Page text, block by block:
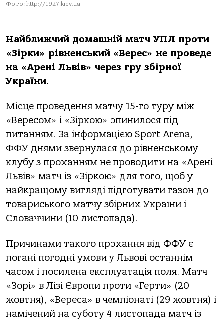
Фото: http://1927.kiev.ua
Найближчий домашній матч УПЛ проти
«Зірки» рівненський «Верес» не проведе
на «Арені Львів» через гру збірної
України.
Місце проведення матчу 15-го туру між
«Вересом» і «Зіркою» опинилося під
питанням. За інформацією Sport Arena,
ФФУ днями звернулася до рівненському
клубу з проханням не проводити на «Арені
Львів» матч із «Зіркою» для того, щоб у
найкращому вигляді підготувати газон до
товариського матчу збірних України і
Словаччини (10 листопада).
Причинами такого прохання від ФФУ є
погані погодні умови у Львові останнім
часом і посилена експлуатація поля. Матч
«Зорі» в Лізі Європи проти «Герти» (20
жовтня), «Вереса» в чемпіонаті (29 жовтня) і
намічений на суботу 4 листопада матч із